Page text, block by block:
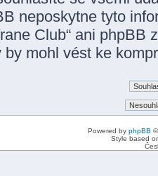
neposkytne tyto
Club“ ani
by mohl vést ke
Powered by phpBB
Style based